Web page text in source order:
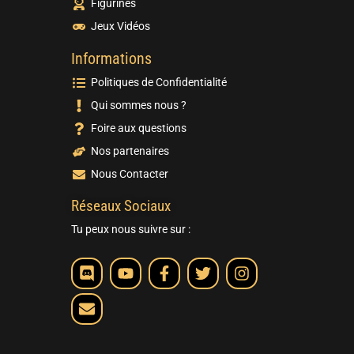
Figurines
Jeux Vidéos
Informations
Politiques de Confidentialité
Qui sommes nous ?
Foire aux questions
Nos partenaires
Nous Contacter
Réseaux Sociaux
Tu peux nous suivre sur :